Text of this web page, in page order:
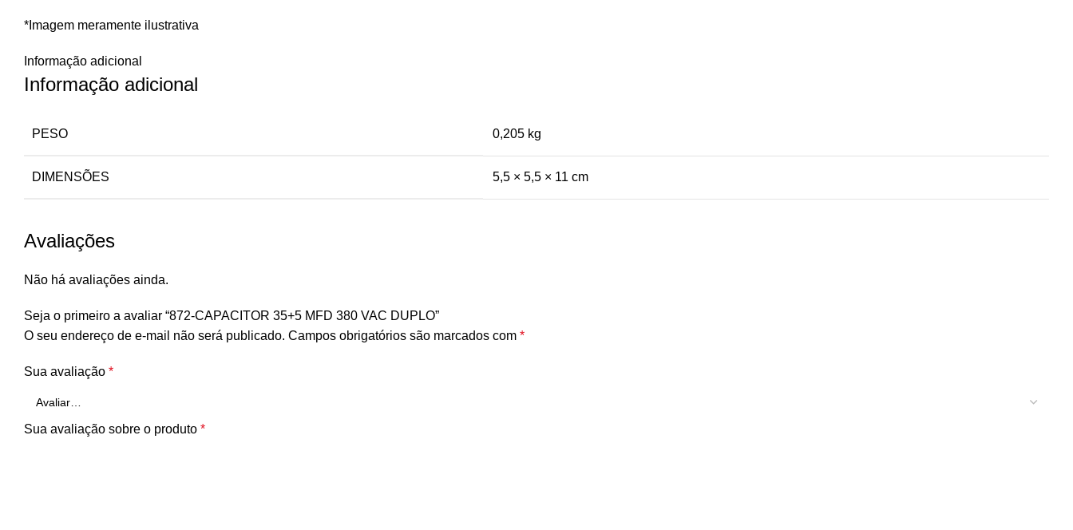
*Imagem meramente ilustrativa
Informação adicional
Informação adicional
PESO 0,205 kg
DIMENSÕES 5,5 × 5,5 × 11 cm
Avaliações
Não há avaliações ainda.
Seja o primeiro a avaliar “872-CAPACITOR 35+5 MFD 380 VAC DUPLO”
O seu endereço de e-mail não será publicado. Campos obrigatórios são marcados com *
Sua avaliação *
Sua avaliação sobre o produto *